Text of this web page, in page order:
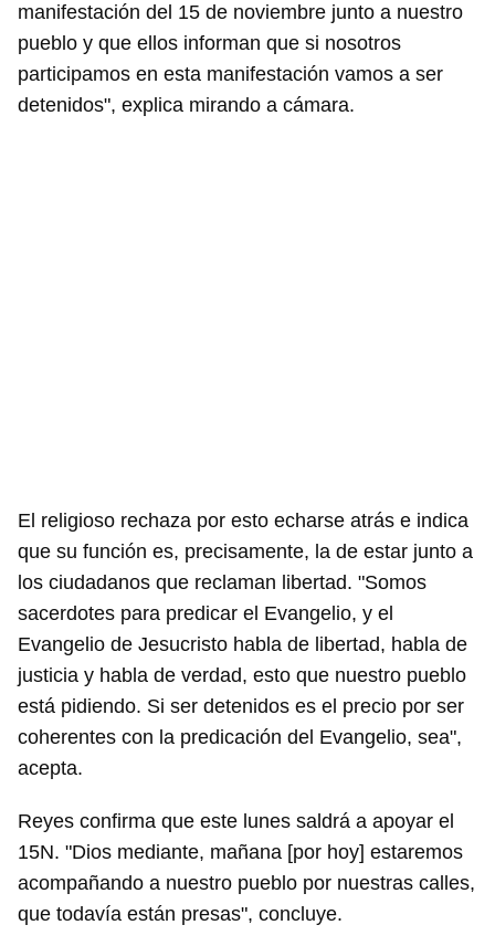
manifestación del 15 de noviembre junto a nuestro
pueblo y que ellos informan que si nosotros
participamos en esta manifestación vamos a ser
detenidos", explica mirando a cámara.
El religioso rechaza por esto echarse atrás e indica
que su función es, precisamente, la de estar junto a
los ciudadanos que reclaman libertad. "Somos
sacerdotes para predicar el Evangelio, y el
Evangelio de Jesucristo habla de libertad, habla de
justicia y habla de verdad, esto que nuestro pueblo
está pidiendo. Si ser detenidos es el precio por ser
coherentes con la predicación del Evangelio, sea",
acepta.
Reyes confirma que este lunes saldrá a apoyar el
15N. "Dios mediante, mañana [por hoy] estaremos
acompañando a nuestro pueblo por nuestras calles,
que todavía están presas", concluye.